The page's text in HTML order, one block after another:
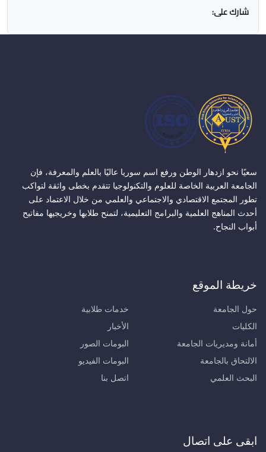
شارك على:
سعيًا نحو ازدهار الوطن ورفع اسم سوريا عاليًا بالعلم والمعرفة، فإن
الجامعة العربية الخاصة للعلوم والتكنولوجيا تتقدم بخطى واثقة لتواكب
تطور المجتمع الاقتصادي والاجتماعي والعلمي من خلال الاعتماد على
أحدث المناهج العلمية والبرامج التعليمية، لتمنح طلابها وخريجيها مفاتيح
أبواب النجاح.
خريطة الموقع
حول الجامعة
الكليات
أمانة ومديريات الجامعة
الالتحاق بالجامعة
البحث العلمي
خدمات طلابية
الأخبار
البومات الصور
البومات الفيديو
اتصل بنا
ابقى على اتصال